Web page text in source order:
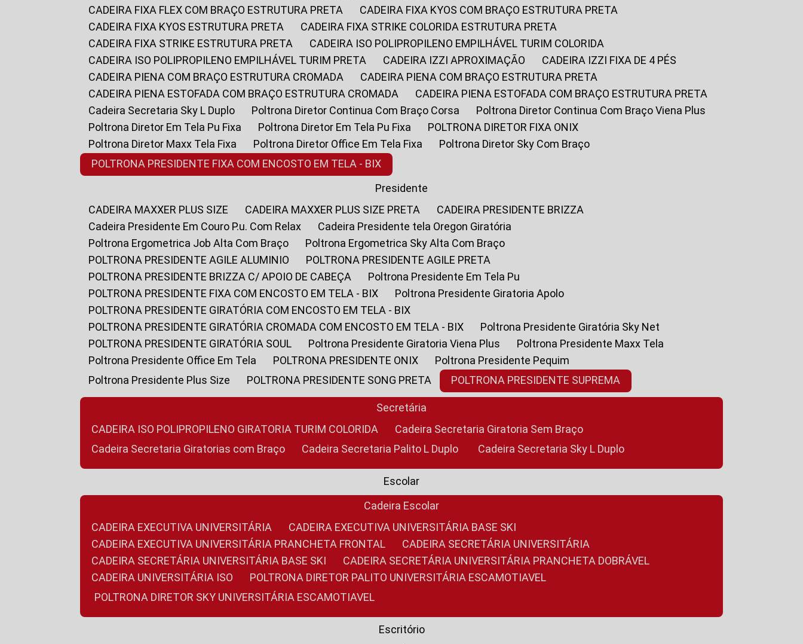
CADEIRA FIXA FLEX COM BRAÇO ESTRUTURA PRETA
CADEIRA FIXA KYOS COM BRAÇO ESTRUTURA PRETA
CADEIRA FIXA KYOS ESTRUTURA PRETA
CADEIRA FIXA STRIKE COLORIDA ESTRUTURA PRETA
CADEIRA FIXA STRIKE ESTRUTURA PRETA
CADEIRA ISO POLIPROPILENO EMPILHÁVEL TURIM COLORIDA
CADEIRA ISO POLIPROPILENO EMPILHÁVEL TURIM PRETA
CADEIRA IZZI APROXIMAÇÃO
CADEIRA IZZI FIXA DE 4 PÉS
CADEIRA PIENA COM BRAÇO ESTRUTURA CROMADA
CADEIRA PIENA COM BRAÇO ESTRUTURA PRETA
CADEIRA PIENA ESTOFADA COM BRAÇO ESTRUTURA CROMADA
CADEIRA PIENA ESTOFADA COM BRAÇO ESTRUTURA PRETA
Cadeira Secretaria Sky L Duplo
Poltrona Diretor Continua Com Braço Corsa
Poltrona Diretor Continua Com Braço Viena Plus
Poltrona Diretor Em Tela Pu Fixa
Poltrona Diretor Em Tela Pu Fixa
POLTRONA DIRETOR FIXA ONIX
Poltrona Diretor Maxx Tela Fixa
Poltrona Diretor Office Em Tela Fixa
Poltrona Diretor Sky Com Braço
POLTRONA PRESIDENTE FIXA COM ENCOSTO EM TELA - BIX
Presidente
CADEIRA MAXXER PLUS SIZE
CADEIRA MAXXER PLUS SIZE PRETA
CADEIRA PRESIDENTE BRIZZA
Cadeira Presidente Em Couro P.u. Com Relax
Cadeira Presidente tela Oregon Giratória
Poltrona Ergometrica Job Alta Com Braço
Poltrona Ergometrica Sky Alta Com Braço
POLTRONA PRESIDENTE AGILE ALUMINIO
POLTRONA PRESIDENTE AGILE PRETA
POLTRONA PRESIDENTE BRIZZA C/ APOIO DE CABEÇA
Poltrona Presidente Em Tela Pu
POLTRONA PRESIDENTE FIXA COM ENCOSTO EM TELA - BIX
Poltrona Presidente Giratoria Apolo
POLTRONA PRESIDENTE GIRATÓRIA COM ENCOSTO EM TELA - BIX
POLTRONA PRESIDENTE GIRATÓRIA CROMADA COM ENCOSTO EM TELA - BIX
Poltrona Presidente Giratória Sky Net
POLTRONA PRESIDENTE GIRATÓRIA SOUL
Poltrona Presidente Giratoria Viena Plus
Poltrona Presidente Maxx Tela
Poltrona Presidente Office Em Tela
POLTRONA PRESIDENTE ONIX
Poltrona Presidente Pequim
Poltrona Presidente Plus Size
POLTRONA PRESIDENTE SONG PRETA POLTRONA PRESIDENTE SUPREMA
Secretária
CADEIRA ISO POLIPROPILENO GIRATORIA TURIM COLORIDA
Cadeira Secretaria Giratoria Sem Braço
Cadeira Secretaria Giratorias com Braço
Cadeira Secretaria Palito L Duplo Cadeira Secretaria Sky L Duplo
Escolar
Cadeira Escolar
CADEIRA EXECUTIVA UNIVERSITÁRIA
CADEIRA EXECUTIVA UNIVERSITÁRIA BASE SKI
CADEIRA EXECUTIVA UNIVERSITÁRIA PRANCHETA FRONTAL
CADEIRA SECRETÁRIA UNIVERSITÁRIA
CADEIRA SECRETÁRIA UNIVERSITÁRIA BASE SKI
CADEIRA SECRETÁRIA UNIVERSITÁRIA PRANCHETA DOBRÁVEL
CADEIRA UNIVERSITÁRIA ISO
POLTRONA DIRETOR PALITO UNIVERSITÁRIA ESCAMOTIAVEL
POLTRONA DIRETOR SKY UNIVERSITÁRIA ESCAMOTIAVEL
Escritório